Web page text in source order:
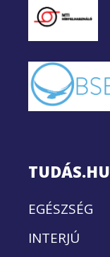
TUDÁS.HU
EGÉSZSÉG
INTERJÚ